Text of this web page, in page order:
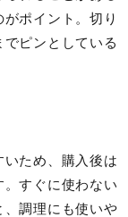
ポイント。切り
ピンとしている
ため、購入後は
すぐに使わない
、調理にも使いや